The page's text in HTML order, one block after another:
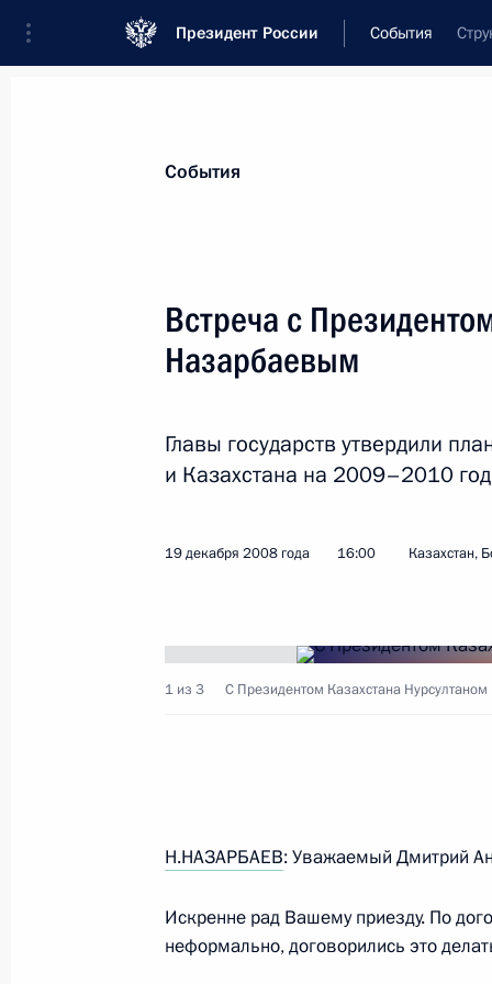
Президент России События
Новости
Послания Федеральному Собранию
Заявления по важнейшим вопросам
Речи и обращения
Совместное заседание
Безопасности
Интервью ведущим российским
События
Встреча с
Назарбаевым
Главы государств утвердили
и Казахстана на 2009–2010
19 декабря 2008 года 16:00 Казахстан,
1 из 3 С Президентом Казахстана
Н.НАЗАРБАЕВ: Уважаемый Дмитрий
Искренне рад Вашему приезду. По
неформально, договорились это